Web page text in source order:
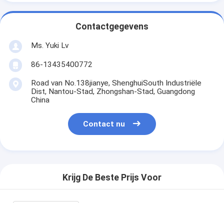
Contactgegevens
Ms. Yuki Lv
86-13435400772
Road van No.138jianye, ShenghuiSouth Industriële
Dist, Nantou-Stad, Zhongshan-Stad, Guangdong
China
Contact nu
Krijg De Beste Prijs Voor